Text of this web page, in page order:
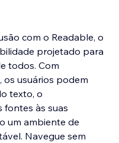
com o Readable, o
projetado para
todos. Com
os usuários podem
texto, o
fontes às suas
um ambiente de
Navegue sem